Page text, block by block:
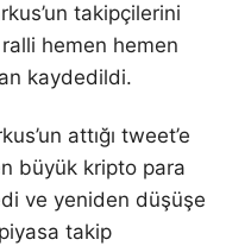
takipçilerini
hemen hemen
kaydedildi.
attığı tweet’e
büyük kripto para
ve yeniden düşüşe
takip